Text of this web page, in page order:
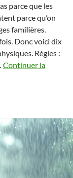
parce que les
parce qu’on
familières.
Donc voici dix
Règles :
Continuer la